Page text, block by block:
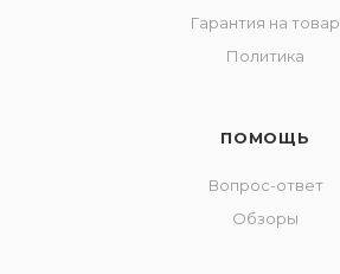
Гарантия на товар
Политика
ПОМОЩЬ
Вопрос-ответ
Обзоры